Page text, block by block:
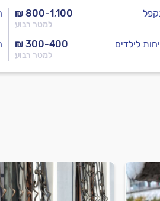
₪ 800-1,100
למטר רבוע
₪ 300-400
למטר רבוע
לילדים